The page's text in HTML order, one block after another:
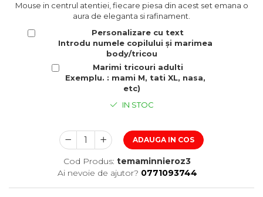
Mouse in centrul atentiei, fiecare piesa din acest set emana o
aura de eleganta si rafinament.
Personalizare cu text
Introdu numele copilului și marimea
body/tricou
Marimi tricouri adulti
Exemplu. : mami M, tati XL, nasa,
etc)
IN STOC
ADAUGA IN COS
Cod Produs: temaminnieroz3
Ai nevoie de ajutor? 0771093744